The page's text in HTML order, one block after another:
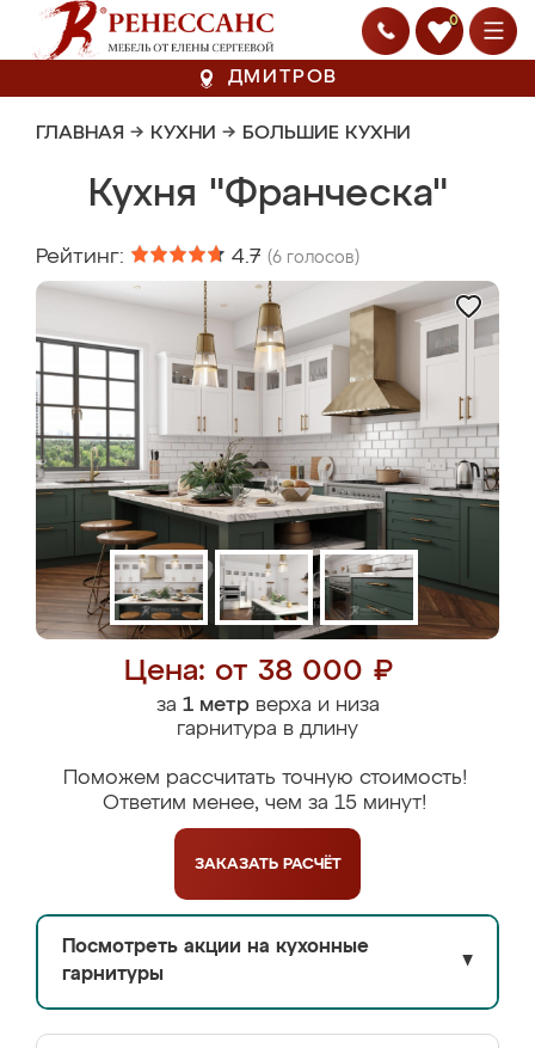
0
ДМИТРОВ
ГЛАВНАЯ → КУХНИ → БОЛЬШИЕ КУХНИ
Кухня "Франческа"
Рейтинг: 4.7 (6 голосов)
Цена: от 38 000 ₽
за 1 метрверха и низа
гарнитура в длину
Поможем рассчитать точную стоимость!
Ответим менее, чем за 15 минут!
ЗАКАЗАТЬ РАСЧЁТ
Посмотреть акции на кухонные
гарнитуры
▼